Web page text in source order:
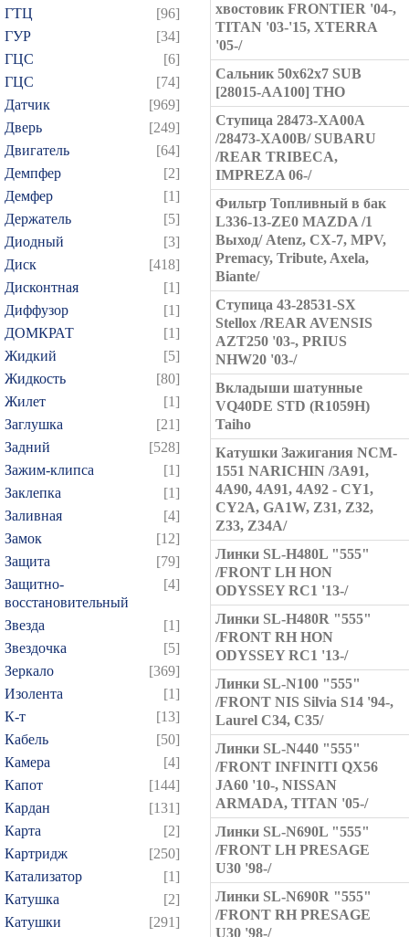
ГТЦ
[96]
ГУР
[34]
ГЦC
[6]
ГЦС
[74]
Датчик
[969]
Дверь
[249]
Двигатель
[64]
Демпфер
[2]
Демфер
[1]
Держатель
[5]
Диодный
[3]
Диск
[418]
Дисконтная
[1]
Диффузор
[1]
ДОМКРАТ
[1]
Жидкий
[5]
Жидкость
[80]
Жилет
[1]
Заглушка
[21]
Задний
[528]
Зажим-клипса
[1]
Заклепка
[1]
Заливная
[4]
Замок
[12]
Защита
[79]
Защитно-
восстановительный
[4]
Звезда
[1]
Звездочка
[5]
Зеркало
[369]
Изолента
[1]
К-т
[13]
Кабель
[50]
Камера
[4]
Капот
[144]
Кардан
[131]
Карта
[2]
Картридж
[250]
Катализатор
[1]
Катушка
[2]
Катушки
[291]
хвостовик FRONTIER '04-,
TITAN '03-'15, XTERRA
'05-/
Сальник 50x62x7 SUB
[28015-AA100] THO
Ступица 28473-XA00A
/28473-XA00B/ SUBARU
/REAR TRIBECA,
IMPREZA 06-/
Фильтр Топливный в бак
L336-13-ZE0 MAZDA /1
Выход/ Atenz, CX-7, MPV,
Premacy, Tribute, Axela,
Biante/
Ступица 43-28531-SX
Stellox /REAR AVENSIS
AZT250 '03-, PRIUS
NHW20 '03-/
Вкладыши шатунные
VQ40DE STD (R1059H)
Taiho
Катушки Зажигания NCM-
1551 NARICHIN /3A91,
4A90, 4A91, 4A92 - CY1,
CY2A, GA1W, Z31, Z32,
Z33, Z34A/
Линки SL-H480L "555"
/FRONT LH HON
ODYSSEY RC1 '13-/
Линки SL-H480R "555"
/FRONT RH HON
ODYSSEY RC1 '13-/
Линки SL-N100 "555"
/FRONT NIS Silvia S14 '94-,
Laurel C34, C35/
Линки SL-N440 "555"
/FRONT INFINITI QX56
JA60 '10-, NISSAN
ARMADA, TITAN '05-/
Линки SL-N690L "555"
/FRONT LH PRESAGE
U30 '98-/
Линки SL-N690R "555"
/FRONT RH PRESAGE
U30 '98-/